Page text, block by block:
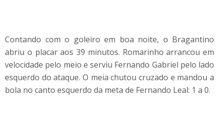
Contando com o goleiro em boa noite, o Bragantino
abriu o placar aos 39 minutos. Romarinho arrancou em
velocidade pelo meio e serviu Fernando Gabriel pelo lado
esquerdo do ataque. O meia chutou cruzado e mandou a
bola no canto esquerdo da meta de Fernando Leal: 1 a 0.